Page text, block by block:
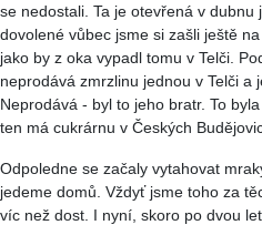
se nedostali. Ta je otevřená v
dovolené vůbec jsme si zašli ještě
jako by z oka vypadl tomu v Telči.
neprodává zmrzlinu jednou v Telči a
Neprodává - byl to jeho bratr. To
ten má cukrárnu v Českých
Odpoledne se začaly vytahovat
jedeme domů. Vždyť jsme toho za
víc než dost. I nyní, skoro po dvou